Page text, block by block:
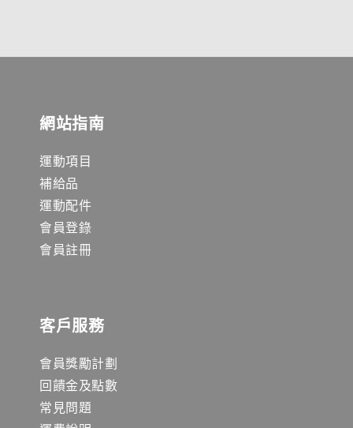
網站指南
運動項目
補給品
運動配件
會員登錄
會員註冊
客戶服務
會員獎勵計劃
回饋金及點數
常見問題